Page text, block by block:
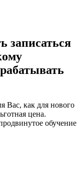
записаться
Вас, как для нового
цена.
обучение